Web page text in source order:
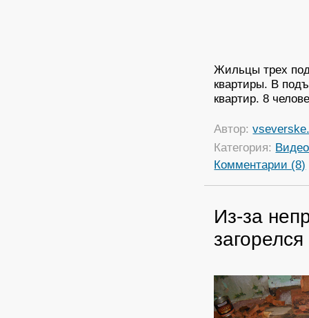
Жильцы трех
квартиры. В
квартир. 8
Автор:
Категория: Видео
Комментарии (8)
Из-за